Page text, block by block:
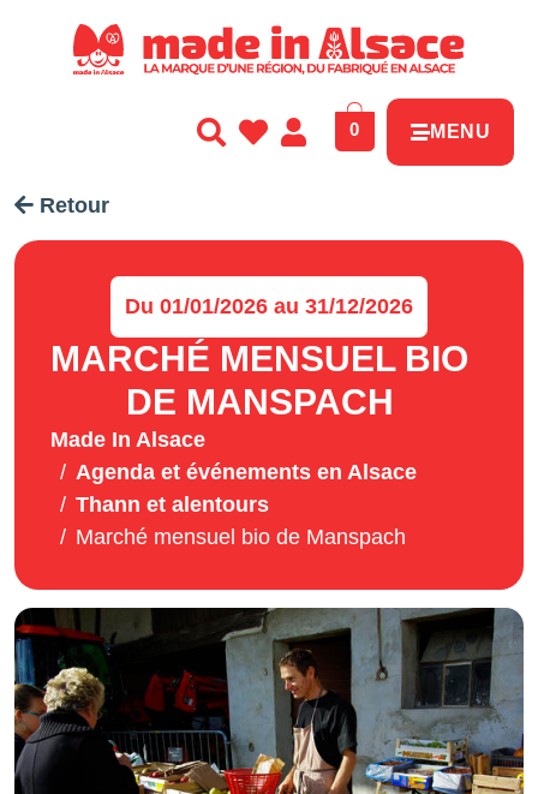
0 MENU
Retour
Du 01/01/2026 au 31/12/2026
MARCHÉ MENSUEL BIO
DE MANSPACH
Made In Alsace
Agenda et événements en Alsace
Thann et alentours
Marché mensuel bio de Manspach